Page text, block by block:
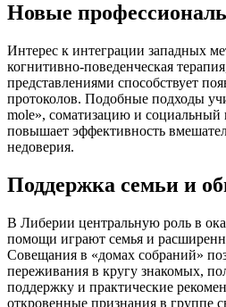
Новые
Интерес к интеграции западных
когнитивно-поведенческая
представлениями способствует
протоколов. Подобные подходы
mole», соматизацию и социальный
повышает эффективность
недоверия.
Поддержка семьи и
В Либерии центральную роль в
помощи играют семья и
Совещания в «домах собраний»
переживания в кругу знакомых,
поддержку и практические
откровенные признания в группе